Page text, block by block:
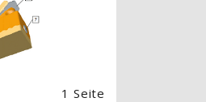
1 Seite